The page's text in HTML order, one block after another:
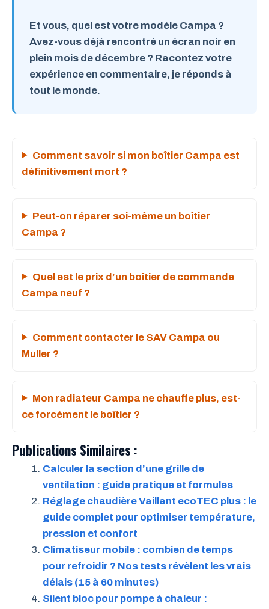
Et vous, quel est votre modèle Campa ?
Avez-vous déjà rencontré un écran noir en
plein mois de décembre ? Racontez votre
expérience en commentaire, je réponds à
tout le monde.
Comment savoir si mon boîtier Campa est
définitivement mort ?
Peut-on réparer soi-même un boîtier
Campa ?
Quel est le prix d’un boîtier de commande
Campa neuf ?
Comment contacter le SAV Campa ou
Muller ?
Mon radiateur Campa ne chauffe plus, est-
ce forcément le boîtier ?
Publications Similaires :
Calculer la section d’une grille de
ventilation : guide pratique et formules
Réglage chaudière Vaillant ecoTEC plus : le
guide complet pour optimiser température,
pression et confort
Climatiseur mobile : combien de temps
pour refroidir ? Nos tests révèlent les vrais
délais (15 à 60 minutes)
Silent bloc pour pompe à chaleur :